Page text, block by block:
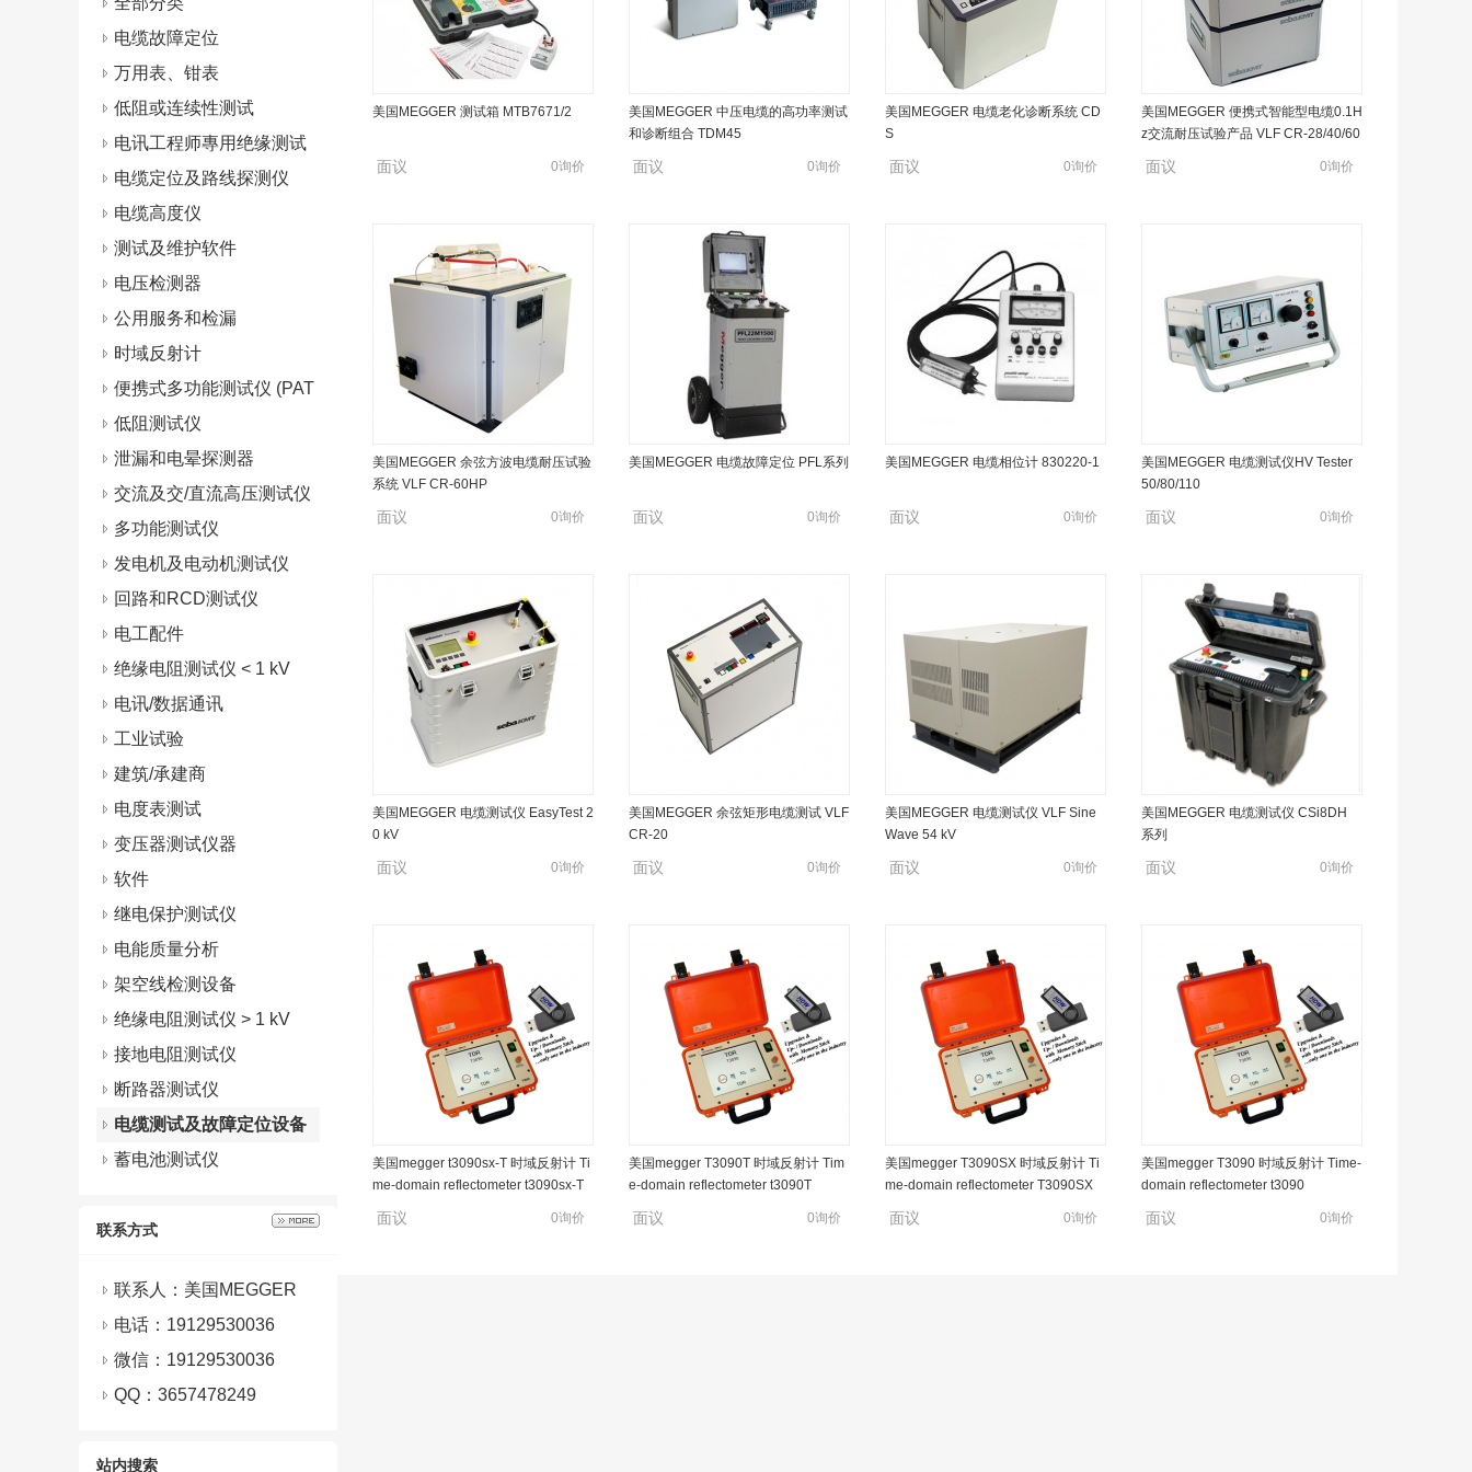
电缆故障定位
万用表、钳表
低阻或连续性测试
电讯工程师專用绝缘测试
仪
电缆定位及路线探测仪
电缆高度仪
测试及维护软件
电压检测器
公用服务和检漏
时域反射计
便携式多功能测试仪 (PAT
s)
低阻测试仪
泄漏和电晕探测器
交流及交/直流高压测试仪
多功能测试仪
发电机及电动机测试仪
回路和RCD测试仪
电工配件
绝缘电阻测试仪 < 1 kV
电讯/数据通讯
工业试验
建筑/承建商
电度表测试
变压器测试仪器
软件
继电保护测试仪
电能质量分析
架空线检测设备
绝缘电阻测试仪 > 1 kV
接地电阻测试仪
断路器测试仪
电缆测试及故障定位设备
蓄电池测试仪
联系方式
联系人：美国MEGGER
电话：19129530036
微信： 19129530036
QQ： 3657478249
站内搜索
美国MEGGER 测试箱 MTB7671/2
面议 0询价
美国MEGGER 中压电缆的高功率测试
和诊断组合 TDM45
面议 0询价
美国MEGGER 电缆老化诊断系统 CD
S
面议 0询价
美国MEGGER 便携式智能型电缆0.1H
z交流耐压试验产品 VLF CR-28/40/60
面议 0询价
美国MEGGER 余弦方波电缆耐压试验
系统 VLF CR-60HP
面议 0询价
美国MEGGER 电缆故障定位 PFL系列
面议 0询价
美国MEGGER 电缆相位计 830220-1
面议 0询价
美国MEGGER 电缆测试仪HV Tester
50/80/110
面议 0询价
美国MEGGER 电缆测试仪 EasyTest 2
0 kV
面议 0询价
美国MEGGER 余弦矩形电缆测试 VLF
CR-20
面议 0询价
美国MEGGER 电缆测试仪 VLF Sine
Wave 54 kV
面议 0询价
美国MEGGER 电缆测试仪 CSi8DH
系列
面议 0询价
美国megger t3090sx-T 时域反射计 Ti
me-domain reflectometer t3090sx-T
面议 0询价
美国megger T3090T 时域反射计 Tim
e-domain reflectometer t3090T
面议 0询价
美国megger T3090SX 时域反射计 Ti
me-domain reflectometer T3090SX
面议 0询价
美国megger T3090 时域反射计 Time-
domain reflectometer t3090
面议 0询价